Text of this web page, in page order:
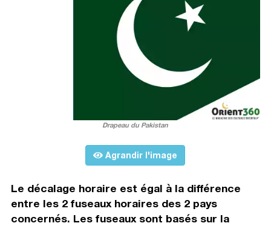
Drapeau du Pakistan
Agrandir l'image
Le décalage horaire est égal à la différence
entre les 2 fuseaux horaires des 2 pays
concernés. Les fuseaux sont basés sur la